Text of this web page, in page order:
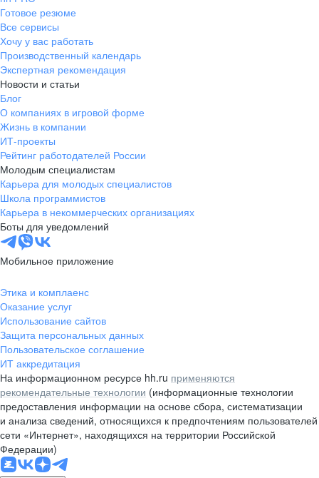
Готовое резюме
Все сервисы
Хочу у вас работать
Производственный календарь
Экспертная рекомендация
Новости и статьи
Блог
О компаниях в игровой форме
Жизнь в компании
ИТ-проекты
Рейтинг работодателей России
Молодым специалистам
Карьера для молодых специалистов
Школа программистов
Карьера в некоммерческих организациях
Боты для уведомлений
Мобильное приложение
Этика и комплаенс
Оказание услуг
Использование сайтов
Защита персональных данных
Пользовательское соглашение
ИТ аккредитация
На информационном ресурсе hh.ru применяются
рекомендательные технологии (информационные технологии
предоставления информации на основе сбора, систематизации
и анализа сведений, относящихся к предпочтениям пользователей
сети «Интернет», находящихся на территории Российской
Федерации)